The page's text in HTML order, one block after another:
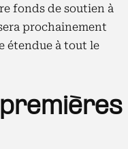
fonds de soutien à
prochainement
étendue à tout le